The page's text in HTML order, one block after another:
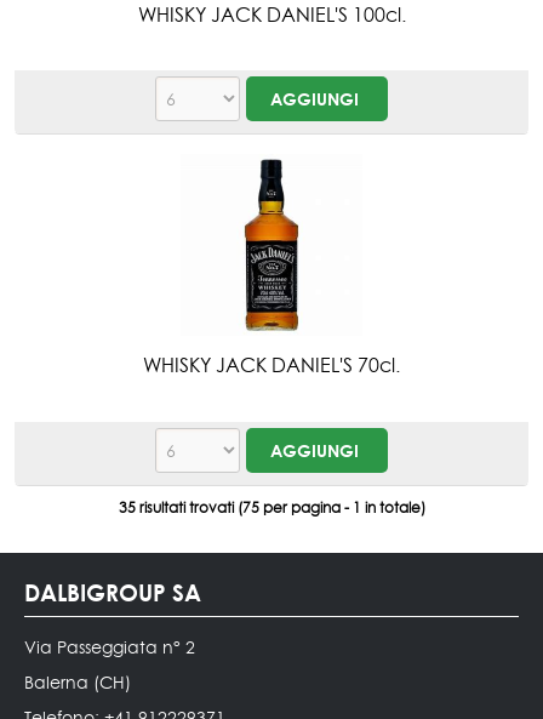
WHISKY JACK DANIEL'S 100cl.
WHISKY JACK DANIEL'S 70cl.
35 risultati trovati (75 per pagina - 1 in totale)
DALBIGROUP SA
Via Passeggiata n° 2
Balerna (CH)